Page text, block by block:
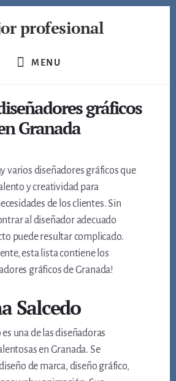
profesional
MENU
gráficos
Granada
varios diseñadores gráficos que
y creatividad para
de los clientes. Sin
al diseñador adecuado
puede resultar complicado.
esta lista contiene los
gráficos de Granada!
Salcedo
una de las diseñadoras
en Granada. Se
de marca, diseño gráfico,